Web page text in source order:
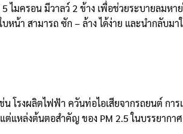
ไมครอน มีวาลว์ 2 ข้าง เพื่อช่วยระบายลม
น้า สามารถ ซัก – ล้าง ได้ง่าย และนำกลับม
น โรงผลิตไฟฟ้า ควันท่อไอเสียจากรถยนต์ ก
แหล่งต้นตอสำคัญ ของ PM 2.5 ในบรรยาก